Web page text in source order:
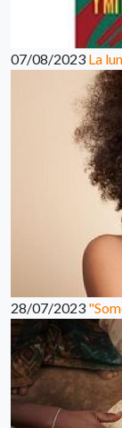
07/08/2023 La
28/07/2023